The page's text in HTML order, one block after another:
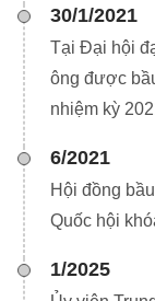
30/1/2021
Tại Đại hội
ông được
nhiệm kỳ
6/2021
Hội đồng
Quốc hội
1/2025